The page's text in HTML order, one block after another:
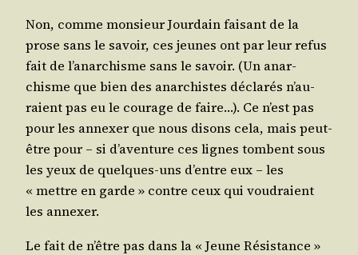
Non, comme mon­sieur Jour­dain fai­sant de la
prose sans le savoir, ces jeunes ont par leur refus
fait de l’a­nar­chisme sans le savoir. (Un anar­
chisme que bien des anar­chistes décla­rés n’au­
raient pas eu le cou­rage de faire…). Ce n’est pas
pour les annexer que nous disons cela, mais peut-
être pour – si d’a­ven­ture ces lignes tombent sous
les yeux de quelques-uns d’entre eux – les
« mettre en garde » contre ceux qui vou­draient
les annexer.
Le fait de n’être pas dans la « Jeune Résis­tance »